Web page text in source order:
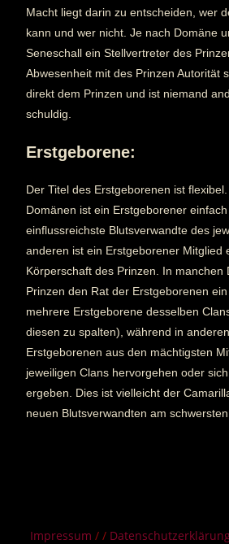
Macht liegt darin zu entscheiden, wer
kann und wer nicht. Je nach Domäne
Seneschall ein Stellvertreter des
Abwesenheit mit des Prinzen Autorität
direkt dem Prinzen und ist niemand
schuldig.
Erstgeborene:
Der Titel des Erstgeborenen ist
Domänen ist ein Erstgeborener
einflussreichste Blutsverwandte des
anderen ist ein Erstgeborener Mitglied
Körperschaft des Prinzen. In manchen
Prinzen den Rat der Erstgeborenen
mehrere Erstgeborene desselben
diesen zu spalten), während in
Erstgeborenen aus den mächtigsten
jeweiligen Clans hervorgehen oder
ergeben. Dies ist vielleicht der
neuen Blutsverwandten am
Impressum/ /